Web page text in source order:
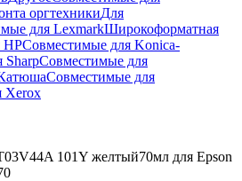
оргтехникиДля
для LexmarkШирокоформатная
HPСовместимые для Konica-
SharpСовместимые для
Совместимые для
Xerox
101Y желтый70мл для Epson